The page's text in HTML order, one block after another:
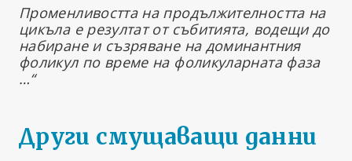
Променливостта на продължителността на
цикъла е резултат от събитията, водещи до
набиране и съзряване на доминантния
фоликул по време на фоликуларната фаза
…“
Други смущаващи данни